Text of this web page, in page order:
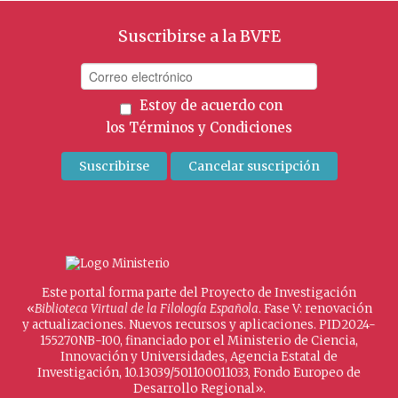
Suscribirse a la BVFE
Estoy de acuerdo con
los Términos y Condiciones
Este portal forma parte del Proyecto de Investigación
«Biblioteca Virtual de la Filología Española. Fase V: renovación
y actualizaciones. Nuevos recursos y aplicaciones. PID2024-
155270NB-I00, financiado por el Ministerio de Ciencia,
Innovación y Universidades, Agencia Estatal de
Investigación, 10.13039/501100011033, Fondo Europeo de
Desarrollo Regional».